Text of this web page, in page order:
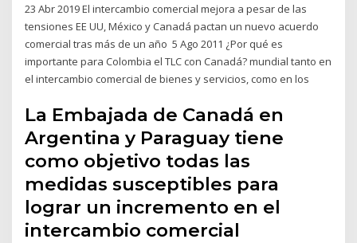
23 Abr 2019 El intercambio comercial mejora a pesar de las
tensiones EE UU, México y Canadá pactan un nuevo acuerdo
comercial tras más de un año 5 Ago 2011 ¿Por qué es
importante para Colombia el TLC con Canadá? mundial tanto en
el intercambio comercial de bienes y servicios, como en los
La Embajada de Canadá en
Argentina y Paraguay tiene
como objetivo todas las
medidas susceptibles para
lograr un incremento en el
intercambio comercial